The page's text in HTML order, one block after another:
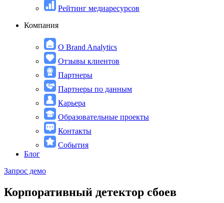
Рейтинг медиаресурсов
Компания
О Brand Analytics
Отзывы клиентов
Партнеры
Партнеры по данным
Карьера
Образовательные проекты
Контакты
События
Блог
Запрос демо
Корпоративный детектор сбоев